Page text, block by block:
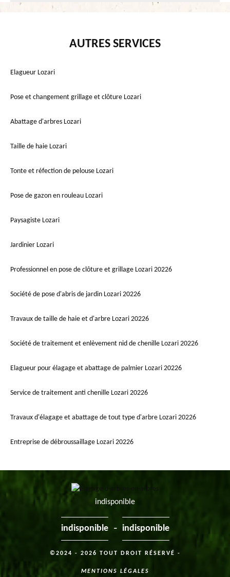
AUTRES SERVICES
Elagueur Lozari
Pose et changement grillage et clôture Lozari
Abattage d'arbres Lozari
Taille de haie Lozari
Tonte et réfection de pelouse Lozari
Pose de gazon en rouleau Lozari
Paysagiste Lozari
Jardinier Lozari
Professionnel en pose de clôture et grillage Lozari 20226
Société de pose d'abris de jardin Lozari 20226
Travaux de taille de haie et d'arbre Lozari 20226
Société de traitement et enlèvement nid de chenille Lozari 20226
Elagueur pour élagage et abattage de palmier Lozari 20226
Service de traitement anti chenille Lozari 20226
Travaux d'élagage et abattage de tout type d'arbre Lozari 20226
Entreprise de débroussaillage Lozari 20226
indisponible
indisponible - indisponible
©2024 - 2026 TOUT DROIT RÉSERVÉ -
MENTIONS LÉGALES